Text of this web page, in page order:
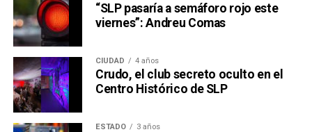
“SLP pasaría a semáforo rojo este
viernes”: Andreu Comas
CIUDAD 4 años
Crudo, el club secreto oculto en el
Centro Histórico de SLP
ESTADO 3 años